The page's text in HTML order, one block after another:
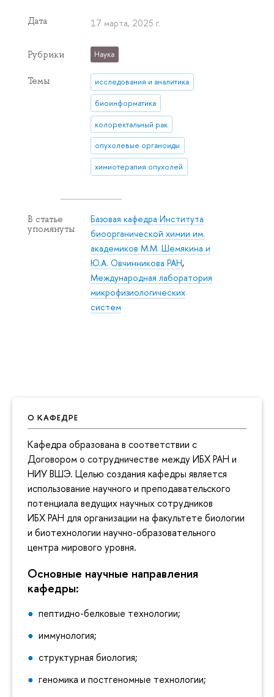
О КАФЕДРЕ
Кафедра образована в соответствии с
Договором о сотрудничестве между ИБХ РАН и
НИУ ВШЭ. Целью создания кафедры является
использование научного и преподавательского
потенциала ведущих научных сотрудников
ИБХ РАН для организации на факультете биологии
и биотехнологии научно-образовательного
центра мирового уровня.
Основные научные направления
кафедры:
пептидно-белковые технологии;
иммунология;
структурная биология;
геномика и постгеномные технологии;
Дата 17 марта, 2025 г.
Рубрики Наука
Темы исследования и аналитика
биоинформатика
колоректальный рак
опухолевые органоиды
химиотерапия опухолей
В статье
упомянуты
Базовая кафедра Института
биоорганической химии им.
академиков М.М. Шемякина и
Ю.А. Овчинникова РАН,
Международная лаборатория
микрофизиологических
систем